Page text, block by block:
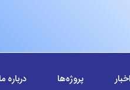
اخبار پروژه‌ها درباره ما